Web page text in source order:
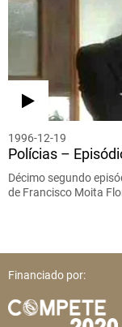
1996-12-19
Polícias –
Décimo segundo
de Francisco Moita
Financiado por: